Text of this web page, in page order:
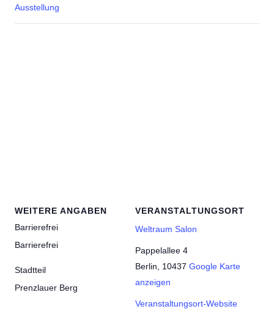
Ausstellung
VERANSTALTUNGSORT
Weltraum Salon
Pappelallee 4
Berlin
10437 Google Karte
anzeigen
Veranstaltungsort-Website
WEITERE ANGABEN
Barrierefrei
Barrierefrei
Stadtteil
Prenzlauer Berg